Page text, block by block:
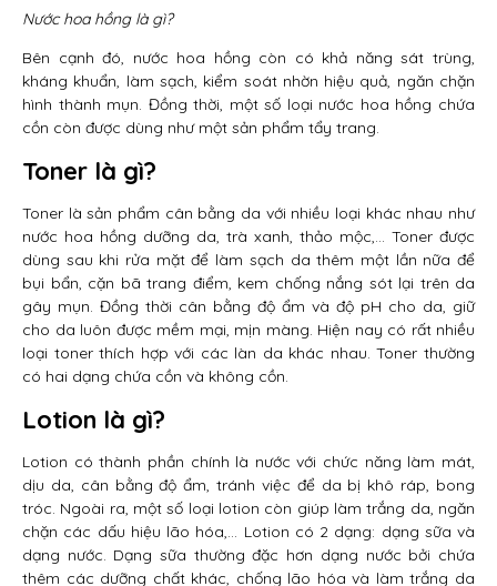
Nước hoa hồng là gì?
Bên cạnh đó, nước hoa hồng còn có khả năng sát trùng,
kháng khuẩn, làm sạch, kiểm soát nhờn hiệu quả, ngăn chặn
hình thành mụn. Đồng thời, một số loại nước hoa hồng chứa
cồn còn được dùng như một sản phẩm tẩy trang.
Toner là gì?
Toner là sản phẩm cân bằng da với nhiều loại khác nhau như
nước hoa hồng dưỡng da, trà xanh, thảo mộc,… Toner được
dùng sau khi rửa mặt để làm sạch da thêm một lần nữa để
bụi bẩn, cặn bã trang điểm, kem chống nắng sót lại trên da
gây mụn. Đồng thời cân bằng độ ẩm và độ pH cho da, giữ
cho da luôn được mềm mại, mịn màng. Hiện nay có rất nhiều
loại toner thích hợp với các làn da khác nhau. Toner thường
có hai dạng chứa cồn và không cồn.
Lotion là gì?
Lotion có thành phần chính là nước với chức năng làm mát,
dịu da, cân bằng độ ẩm, tránh việc để da bị khô ráp, bong
tróc. Ngoài ra, một số loại lotion còn giúp làm trắng da, ngăn
chặn các dấu hiệu lão hóa,… Lotion có 2 dạng: dạng sữa và
dạng nước. Dạng sữa thường đặc hơn dạng nước bởi chứa
thêm các dưỡng chất khác, chống lão hóa và làm trắng da